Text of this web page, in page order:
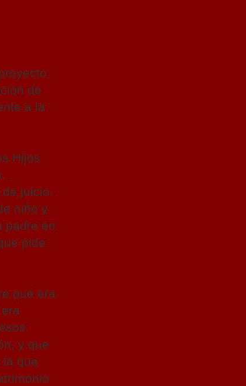
de
a la
Hijos
juicio.
niño y
padre en
pide
qué era
y que
que